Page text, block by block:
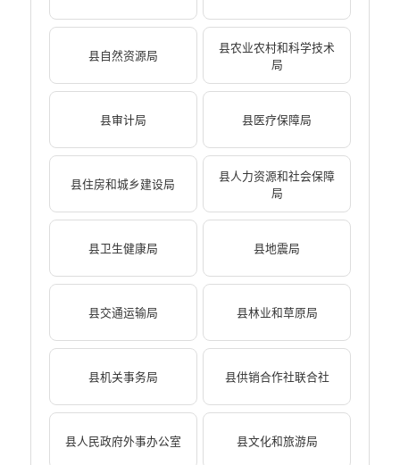
县自然资源局
县农业农村和科学技术
局
县审计局 县医疗保障局
县住房和城乡建设局
县人力资源和社会保障
局
县卫生健康局 县地震局
县交通运输局 县林业和草原局
县机关事务局 县供销合作社联合社
县人民政府外事办公室 县文化和旅游局